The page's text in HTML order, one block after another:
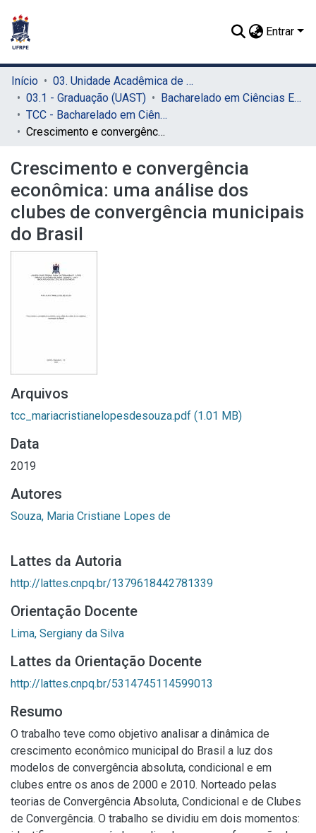
Entrar
Início
03. Unidade Acadêmica de Serra Talhada (UAST)
03.1 - Graduação (UAST)
Bacharelado em Ciências Econômicas (UAST)
TCC - Bacharelado em Ciências Econômicas (UAST)
Crescimento e convergência econômica: uma análise dos clubes de convergência municipais do Brasil
Crescimento e convergência
econômica: uma análise dos
clubes de convergência municipais
do Brasil
Arquivos
tcc_mariacristianelopesdesouza.pdf (1.01 MB)
Data
2019
Autores
Souza, Maria Cristiane Lopes de
Lattes da Autoria
http://lattes.cnpq.br/1379618442781339
Orientação Docente
Lima, Sergiany da Silva
Lattes da Orientação Docente
http://lattes.cnpq.br/5314745114599013
Resumo
O trabalho teve como objetivo analisar a dinâmica de
crescimento econômico municipal do Brasil a luz dos
modelos de convergência absoluta, condicional e em
clubes entre os anos de 2000 e 2010. Norteado pelas
teorias de Convergência Absoluta, Condicional e de Clubes
de Convergência. O trabalho se dividiu em dois momentos: